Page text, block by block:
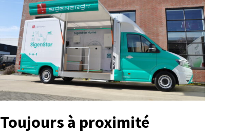
Toujours à proximité